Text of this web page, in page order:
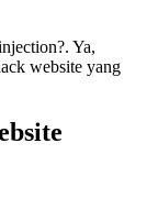
Ya,
website yang